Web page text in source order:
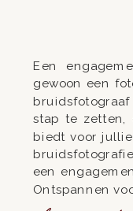
Een
gewoon een
stap te zetten,
biedt voor
een
Ontspannen